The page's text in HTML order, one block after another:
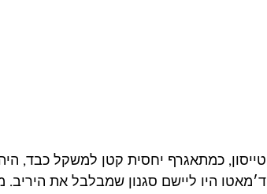
טייסון, כמתאגרף יחסית קטן למשקל כבד,
ד׳מאטו היו ליישם סגנון שמבלבל את